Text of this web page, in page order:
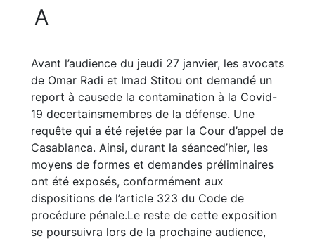
A
Avant l’audience du jeudi 27 janvier, les avocats
de Omar Radi et Imad Stitou ont demandé un
report à causede la contamination à la Covid-
19 decertainsmembres de la défense. Une
requête qui a été rejetée par la Cour d’appel de
Casablanca. Ainsi, durant la séanced’hier, les
moyens de formes et demandes préliminaires
ont été exposés, conformément aux
dispositions de l’article 323 du Code de
procédure pénale.Le reste de cette exposition
se poursuivra lors de la prochaine audience,